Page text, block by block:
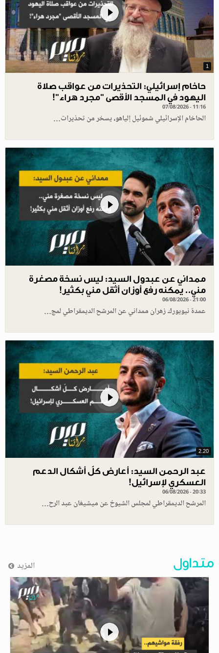
1
حاخام إسرائيلي: التحذيرات من عواقب صلاة
اليهود في المسجد الأقصى "مجرد هراء"!
07/08/2026 - 11:16
الحاخام الإسرائيلي شموئيل إلياهو، يسخر من تحذيرات…
ممداني عن عبدول السيد: ليس نسخة مصغرة
مني.. يمكنه رفع أوزان أثقل مني بكثير!
06/08/2026 - 21:00
عمدة نيويورك زهران ممداني عن المرشح الديمقراطي لمج…
2.20
عبد الرحمن السيد: أعارض كلّ أشكال الدعم
العسكري لإسرائيل!
06/08/2026 - 20:33
المرشح الديمقراطي لمجلس الشيوخ عن ميشيغان عبد الرح…
متداول المزيد